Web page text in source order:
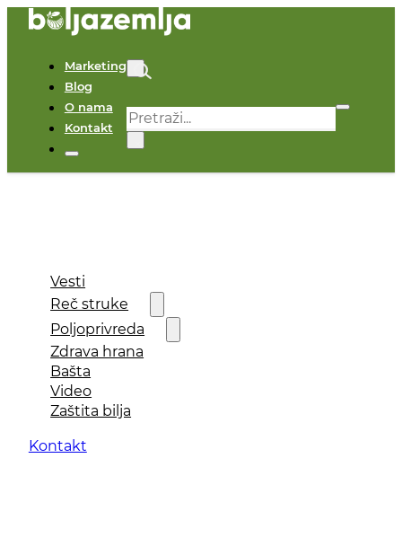
Marketing
Blog
O nama
Kontakt
Pretraga
Vesti
Reč struke
Poljoprivreda
Zdrava hrana
Bašta
Video
Zaštita bilja
Kontakt